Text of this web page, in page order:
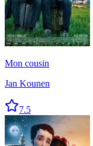
Mon cousin
Jan Kounen
7.5